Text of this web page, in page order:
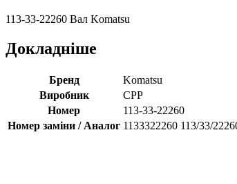
113-33-22260 Вал Komatsu
Докладніше
Бренд
Komatsu
Виробник
CPP
Номер
113-33-22260
Номер заміни / Аналог 1133322260 113/33/